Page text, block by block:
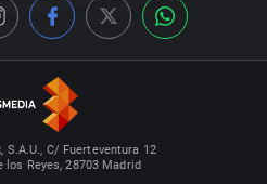
S.A.U., C/ Fuerteventura 12
los Reyes, 28703 Madrid